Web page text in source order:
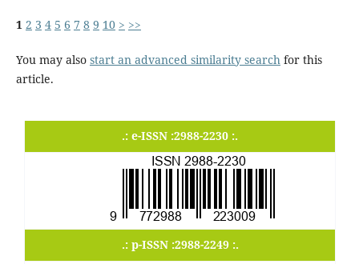
1 2 3 4 5 6 7 8 9 10 > >>
You may also start an advanced similarity searchfor this
article.
.: e-ISSN :2988-2230 :.
.: p-ISSN :2988-2249 :.